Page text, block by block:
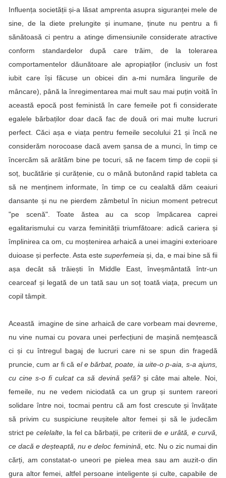
Influența societății și-a lăsat amprenta asupra siguranței mele de
sine, de la diete prelungite și inumane, ținute nu pentru a fi
sănătoasă ci pentru a atinge dimensiunile considerate atractive
conform standardelor după care trăim, de la tolerarea
comportamentelor dăunătoare ale apropiaților (inclusiv un fost
iubit care își făcuse un obicei din a-mi număra lingurile de
mâncare), până la înregimentarea mai mult sau mai puțin voită în
această epocă post feministă în care femeile pot fi considerate
egalele bărbaților doar dacă fac de două ori mai multe lucruri
perfect. Căci așa e viața pentru femeile secolului 21 și încă ne
considerăm norocoase dacă avem șansa de a munci, în timp ce
încercăm să arătăm bine pe tocuri, să ne facem timp de copii și
soț, bucătărie și curățenie, cu o mână butonând rapid tableta ca
să ne menținem informate, în timp ce cu cealaltă dăm ceaiuri
dansante și nu ne pierdem zâmbetul în niciun moment petrecut
"pe scenă". Toate ăstea au ca scop împăcarea caprei
egalitarismului cu varza feminității triumfătoare: adică cariera și
împlinirea ca om, cu moștenirea arhaică a unei imagini exterioare
duioase și perfecte. Asta este superfemeia și, da, e mai bine să fii
așa decât să trăiești în Middle East, înveșmântată într-un
cearceaf și legată de un tată sau un soț toată viața, precum un
copil tâmpit.
Această imagine de sine arhaică de care vorbeam mai devreme,
nu vine numai cu povara unei perfecțiuni de mașină nemțească
ci și cu întregul bagaj de lucruri care ni se spun din fragedă
pruncie, cum ar fi că el e bărbat, poate, ia uite-o p-aia, s-a ajuns,
cu cine s-o fi culcat ca să devină șefă?și câte mai altele. Noi,
femeile, nu ne vedem niciodată ca un grup și suntem rareori
solidare între noi, tocmai pentru că am fost crescute și învățate
să privim cu suspiciune reușitele altor femei și să le judecăm
strict pe celelalte, la fel ca bărbații, pe criterii de e urâtă, e curvă,
ce dacă e deșteaptă, nu e deloc feminină , etc. Nu o zic numai din
cărți, am constatat-o uneori pe pielea mea sau am auzit-o din
gura altor femei, altfel persoane inteligente și culte, capabile de